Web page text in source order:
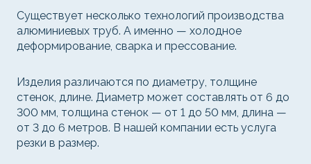
Существует несколько технологий производства
алюминиевых труб. А именно — холодное
деформирование, сварка и прессование.
Изделия различаются по диаметру, толщине
стенок, длине. Диаметр может составлять от 6 до
300 мм, толщина стенок — от 1 до 50 мм, длина —
от 3 до 6 метров. В нашей компании есть услуга
резки в размер.